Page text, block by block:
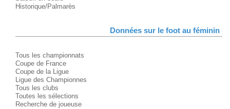
Historique/Palmarès
Données sur le foot au féminin
Tous les championnats
Coupe de France
Coupe de la Ligue
Ligue des Championnes
Tous les clubs
Toutes les sélections
Recherche de joueuse